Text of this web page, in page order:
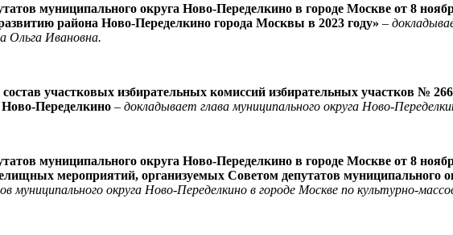
муниципального округа Ново-Переделкино в городе Москве от 8
района Ново-Переделкино города Москвы в 2023 году» –
Ольга Ивановна.
состав участковых избирательных комиссий избирательных участков
Переделкино – докладывает глава муниципального округа Ново-
муниципального округа Ново-Переделкино в городе Москве от 8
мероприятий, организуемых Советом депутатов муниципального
муниципального округа Ново-Переделкино в городе Москве по культурно-